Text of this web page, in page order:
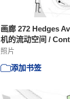
画廊 272 Hedges
机的流动空间 /
照片
添加书签